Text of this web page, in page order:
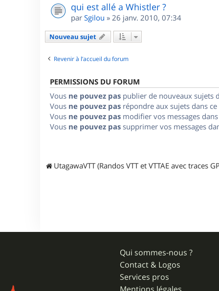
qui est allé a Whistler ?
par Sgilou » 26 janv. 2010, 07:34
Nouveau sujet
Revenir à l’accueil du forum
PERMISSIONS DU FORUM
Vous ne pouvez pas publier de nouveaux sujets
Vous ne pouvez pas répondre aux sujets dans
Vous ne pouvez pas modifier vos messages
Vous ne pouvez pas supprimer vos messages
UtagawaVTT (Randos VTT et VTTAE avec traces
Qui sommes-nous ?
Contact & Logos
Services pros